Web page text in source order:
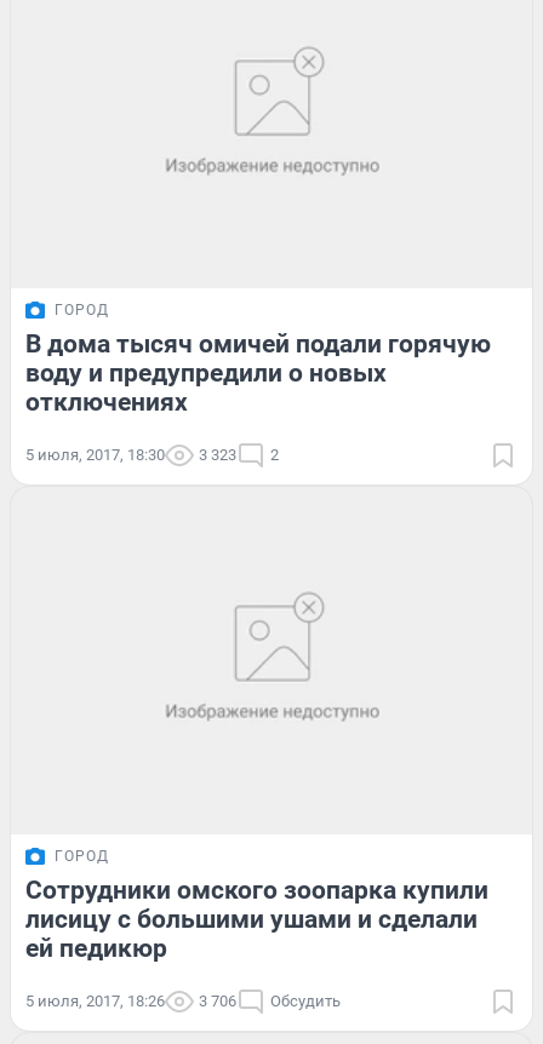
ГОРОД
В дома тысяч омичей подали горячую
воду и предупредили о новых
отключениях
5 июля, 2017, 18:30 3 323 2
ГОРОД
Сотрудники омского зоопарка купили
лисицу с большими ушами и сделали
ей педикюр
5 июля, 2017, 18:26 3 706 Обсудить